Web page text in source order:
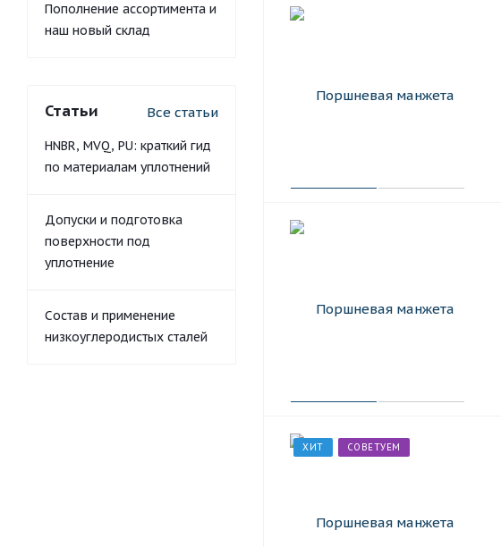
ХИТ СОВЕТУЕМ
Пополнение ассортимента и
наш новый склад
Статьи Все статьи
HNBR, MVQ, PU: краткий гид
по материалам уплотнений
Допуски и подготовка
поверхности под
уплотнение
Состав и применение
низкоуглеродистых сталей